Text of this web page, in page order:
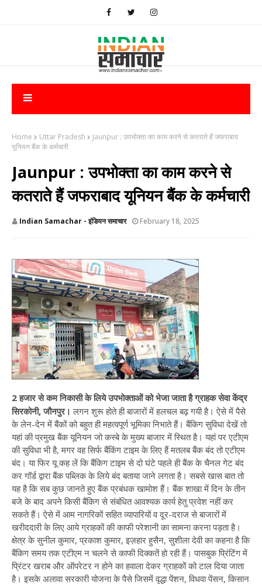
Home Uttar Pradesh
Jaunpur : उपभोक्ता का काम करने से कतराते हैं जफराबाद
यूनियन बैंक के कर्मचारी
Jaunpur : उपभोक्ता का काम करने से
कतराते हैं जफराबाद यूनियन बैंक के कर्मचारी
Indian Samachar - इंडियन समाचार February 18, 2025
2 हजार से कम निकासी के लिये उपभोक्ताओं को भेजा जाता है ग्राहक सेवा केंद्र
सिरकोनी, जौनपुर।लगन शुरू होते ही बाजारों में हलचल बढ़ गयी है। ऐसे में पैसे
के लेन-देन में बैंकों को बहुत ही महत्वपूर्ण भूमिका निभाते हैं। बैंकिग सुविधा देखें तो
यहां की प्रमुख बैंक यूनियन जो कस्बे के मुख्य बाजार में स्थित है। यहां पर एटीएम
की सुविधा भी है, मगर वह सिर्फ बैंकिंग टाइम के लिए हैं मतलब बैंक बंद तो एटीएम
बंद। या फिर यू कह लें कि बैंकिग टाइम से दो घंटे पहले ही बैंक के चैनल गेट बंद
कर गॉर्ड द्वारा बैंक पब्लिक के लिये बंद बताया जाने लगता है। सबसे खास बात तो
यह है कि सब कुछ जानते हुए बैंक प्रबंधक खामोश हैं। बैंक शाखा में दिन के तीन
बजे के बाद अपने किसी बैंकिग से संबंधित आवश्यक कार्य हेतु प्रवेश नहीं कर
सकते हैं। ऐसे में आम नागरिकों सहित व्यापारियों व दूर-दराज से बाजारों में
खरीददारी के लिए आये ग्राहकों की काफी परेशानी का सामना करना पड़ता है।
क्षेत्र के सुनील कुमार, प्रकाश कुमार, इज़हार हुसैन, सुशीला देवी का कहना है कि
बैंकिग समय तक एटीएम न चलने से काफी दिक्कतें हो रही हैं। पासबुक प्रिंटिंग में
प्रिंटर खराब और ऑपरेटर न होने का हवाला देकर ग्राहकों को टाल दिया जाता
है। इसके अलावा सरकारी योजना के पैसे जिसमें वृद्धा पेंशन, विधवा पेंसन, किसान